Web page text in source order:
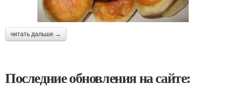
читать дальше →
Последние обновления на сайте: